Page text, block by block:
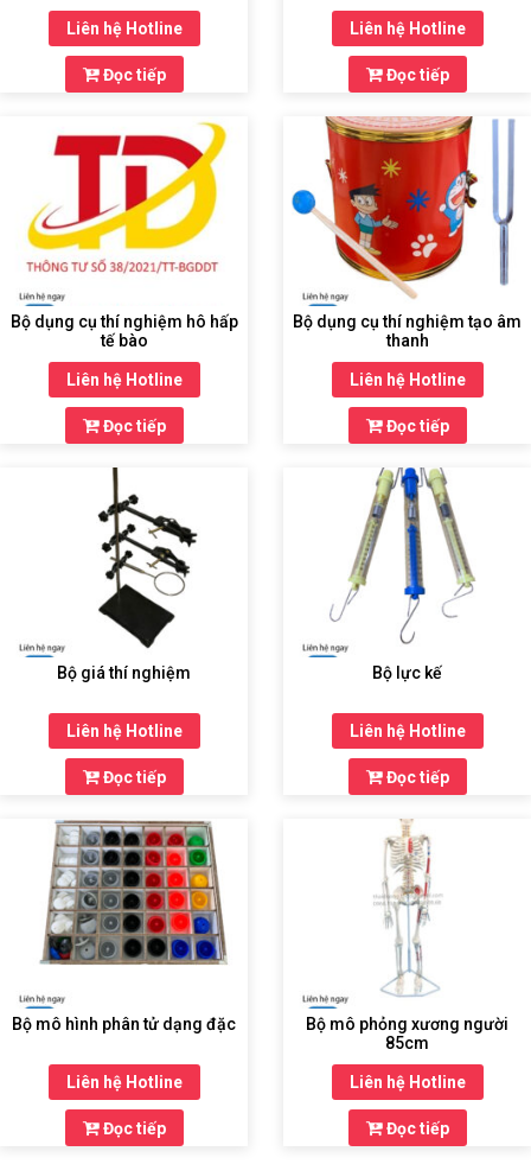
Liên hệ Hotline
Đọc tiếp
Liên hệ Hotline
Đọc tiếp
Bộ dụng cụ thí nghiệm hô hấp
tế bào
Liên hệ Hotline
Đọc tiếp
Bộ dụng cụ thí nghiệm tạo âm
thanh
Liên hệ Hotline
Đọc tiếp
Bộ giá thí nghiệm
Liên hệ Hotline
Đọc tiếp
Bộ lực kế
Liên hệ Hotline
Đọc tiếp
Bộ mô hình phân tử dạng đặc
Liên hệ Hotline
Đọc tiếp
Bộ mô phỏng xương người
85cm
Liên hệ Hotline
Đọc tiếp